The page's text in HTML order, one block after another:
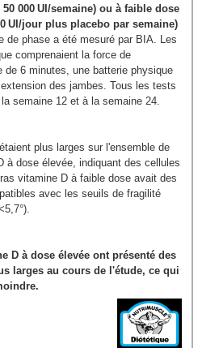
000 UI/semaine) ou à faible dose
UI/jour plus placebo par semaine)
de phase a été mesuré par BIA. Les
comprenaient la force de
de 6 minutes, une batterie physique
des jambes. Tous les tests
semaine 12 et à la semaine 24.
plus larges sur l'ensemble de
à dose élevée, indiquant des cellules
vitamine D à faible dose avait des
avec les seuils de fragilité
D à dose élevée ont présenté des
larges au cours de l'étude, ce qui